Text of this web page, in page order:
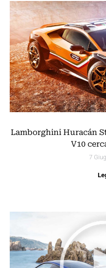
Lamborghini Huracán
V10
7